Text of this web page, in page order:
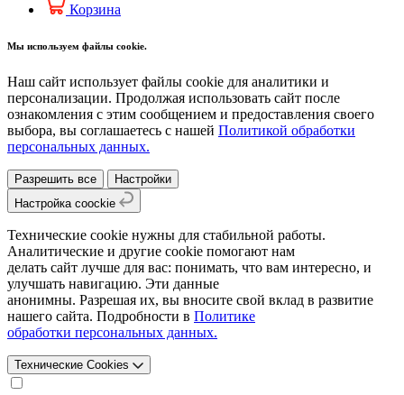
Корзина
Мы используем файлы cookie.
Наш сайт использует файлы cookie для аналитики и
персонализации. Продолжая использовать сайт после
ознакомления с этим сообщением и предоставления своего
выбора, вы соглашаетесь с нашей Политикой обработки
персональных данных.
Разрешить все
Настройки
Настройка coockie
Технические cookie нужны для стабильной работы.
Аналитические и другие cookie помогают нам
делать сайт лучше для вас: понимать, что вам интересно, и
улучшать навигацию. Эти данные
анонимны. Разрешая их, вы вносите свой вклад в развитие
нашего сайта. Подробности в Политике
обработки персональных данных.
Технические Cookies